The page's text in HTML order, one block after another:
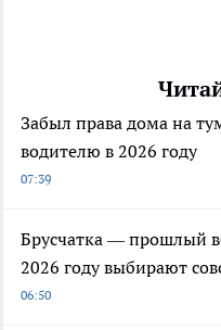
Забыл права дома на
водителю в 2026 году
07:39
Брусчатка — прошлый
2026 году выбирают
06:50